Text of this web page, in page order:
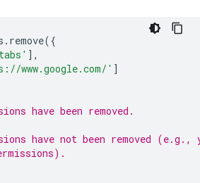
. remove({
],
www.google.com/' ]
have been removed.
have not been removed (e.g.,